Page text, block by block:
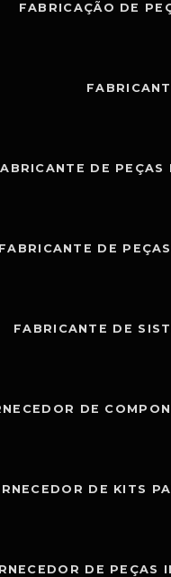
FABRICAÇÃO DE
DE PEÇAS
DE
FABRICANTE DE
DE
DE KITS
DE PEÇAS